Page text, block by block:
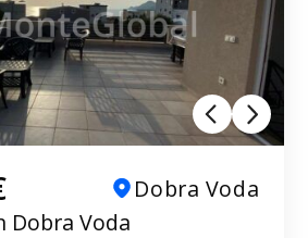
Dobra Voda
Dobra Voda